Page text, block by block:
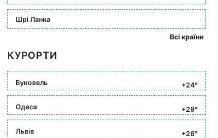
Шрі Ланка
Всі країни
КУРОРТИ
Буковель +24°
Одеса +29°
Львів +26°